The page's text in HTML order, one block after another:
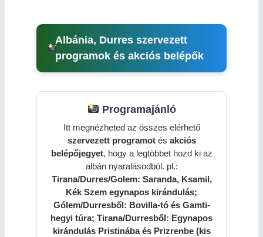
Albánia, Durres szervezett
programok és akciós belépők
Programajánló
Itt megnézheted az összes elérhető
szervezett programotés akciós
belépőjegyet, hogy a legtöbbet hozd ki az
albán nyaralásodból. pl.:
Tirana/Durres/Golem: Saranda, Ksamil,
Kék Szem egynapos kirándulás;
Gólem/Durresből: Bovilla-tó és Gamti-
hegyi túra; Tirana/Durresből: Egynapos
kirándulás Pristinába és Prizrenbe (kis